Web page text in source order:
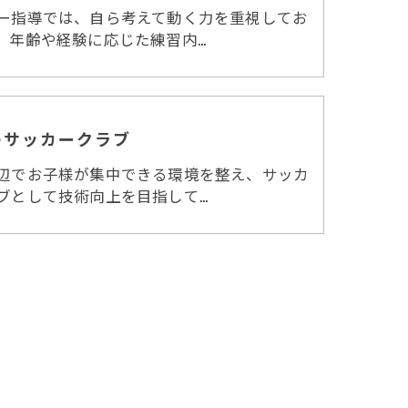
指導では、自ら考えて動く力を重視してお
年齢や経験に応じた練習内…
ッカークラブ
でお子様が集中できる環境を整え、サッカ
として技術向上を目指して…